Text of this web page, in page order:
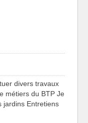
divers travaux
métiers du BTP Je
jardins Entretiens